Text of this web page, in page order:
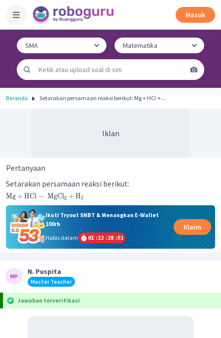
Masuk
Beranda Setarakan persamaan reaksi berikut: Mg + HCl → ...
Iklan
Pertanyaan
Setarakan persamaan reaksi berikut:
Mg + HCl → MgCl2 + H2
Ikuti Tryout SNBT & Menangkan E-Wallet
100rb
Habis dalam
01 :12 :28 :51
Klaim
N. Puspita
Master Teacher
Jawaban terverifikasi